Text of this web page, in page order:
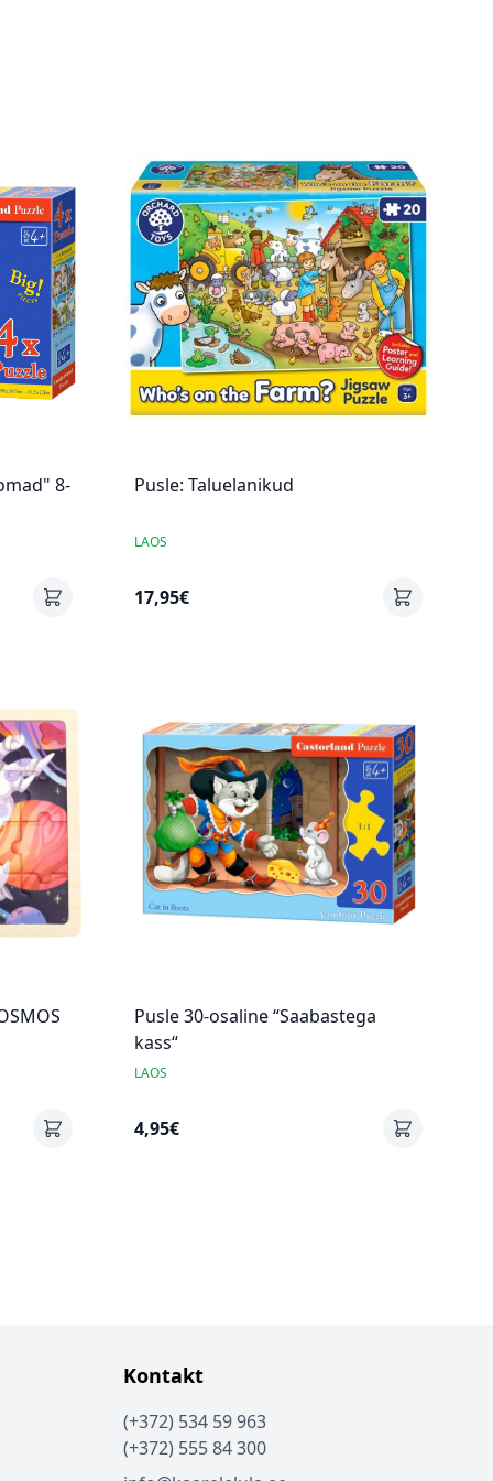
8-
Pusle: Taluelanikud
LAOS
17,95€
Pusle 30-osaline “Saabastega
kass“
LAOS
4,95€
Kontakt
(+372) 534 59 963
(+372) 555 84 300